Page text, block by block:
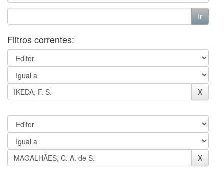
Filtros correntes: